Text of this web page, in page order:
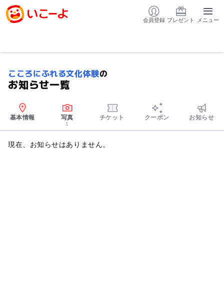
会員登録 プレゼント メニュー
こころにふれる文化体験の
お知らせ一覧
基本情報 写真
1
チケット クーポン お知らせ
現在、お知らせはありません。